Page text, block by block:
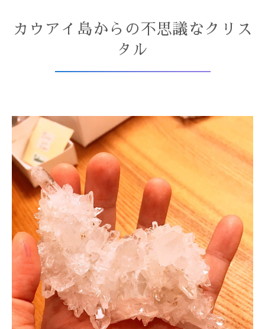
カウアイ島からの不思議なクリス
タル